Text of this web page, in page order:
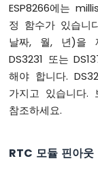
리
얼
모
니
터
ESP8266
-
시
리
로
ESP8266에는
정 함수가 있습니
날짜, 월, 년)을
DS3231 또는
해야 합니다.
가지고 있습니다
참조하세요.
RTC 모듈 핀아웃